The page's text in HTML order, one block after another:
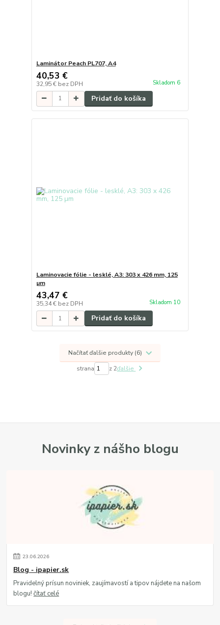
Laminátor Peach PL707, A4
40,53 €
32,95 € bez DPH Skladom 6
Pridať do košíka
Laminovacie fólie - lesklé, A3: 303 x 426 mm, 125
µm
43,47 €
35,34 € bez DPH Skladom 10
Pridať do košíka
Načítať ďalšie produkty (6)
strana z 2ďalšie
Novinky z nášho blogu
23.06.2026
Blog - ipapier.sk
Pravidelný prísun noviniek, zaujímavostí a tipov nájdete na našom
blogu!čítať celé